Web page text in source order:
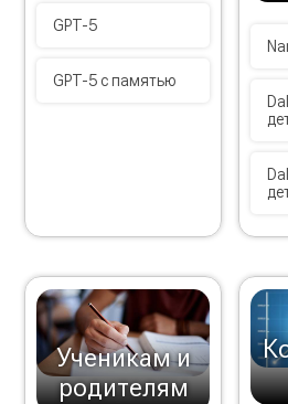
GPT-5
GPT-5 с памятью
Ученикам и
родителям